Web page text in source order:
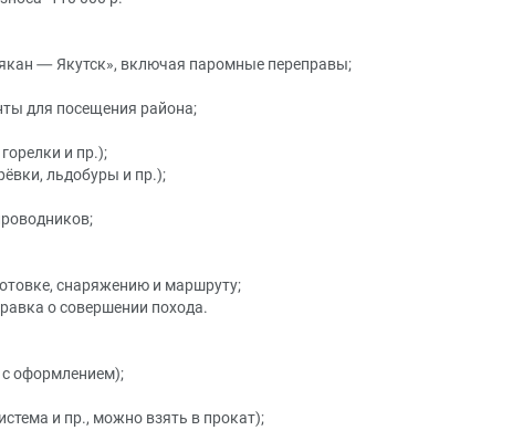
— Якутск», включая паромные переправы;
для посещения района;
и пр.);
льдобуры и пр.);
снаряжению и маршруту;
о совершении похода.
оформлением);
и пр., можно взять в прокат);